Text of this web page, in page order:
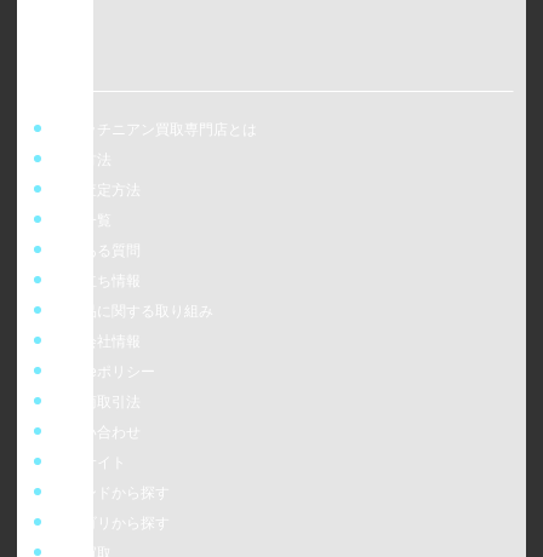
ウォッチニアン買取専門店とは
買取方法
事前査定方法
店舗一覧
よくある質問
偽造品に関する取り組み
cookieポリシー
特定商取引法
お問い合わせ
販売サイト
ブランドから探す
カテゴリから探す